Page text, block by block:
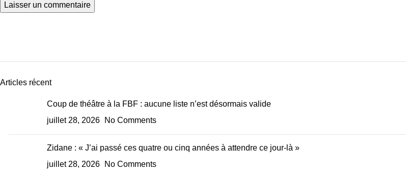
Articles récent
Coup de théâtre à la FBF : aucune liste n’est désormais valide
juillet 28, 2026
No Comments
Zidane : « J’ai passé ces quatre ou cinq années à attendre ce jour-là »
juillet 28, 2026
No Comments